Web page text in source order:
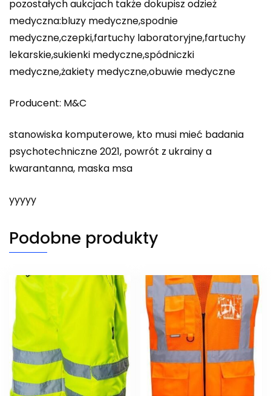
pozostałych aukcjach także dokupisz odzież
medyczna:bluzy medyczne,spodnie
medyczne,czepki,fartuchy laboratoryjne,fartuchy
lekarskie,sukienki medyczne,spódniczki
medyczne,żakiety medyczne,obuwie medyczne
Producent: M&C
stanowiska komputerowe, kto musi mieć badania
psychotechniczne 2021, powrót z ukrainy a
kwarantanna, maska msa
yyyyy
Podobne produkty